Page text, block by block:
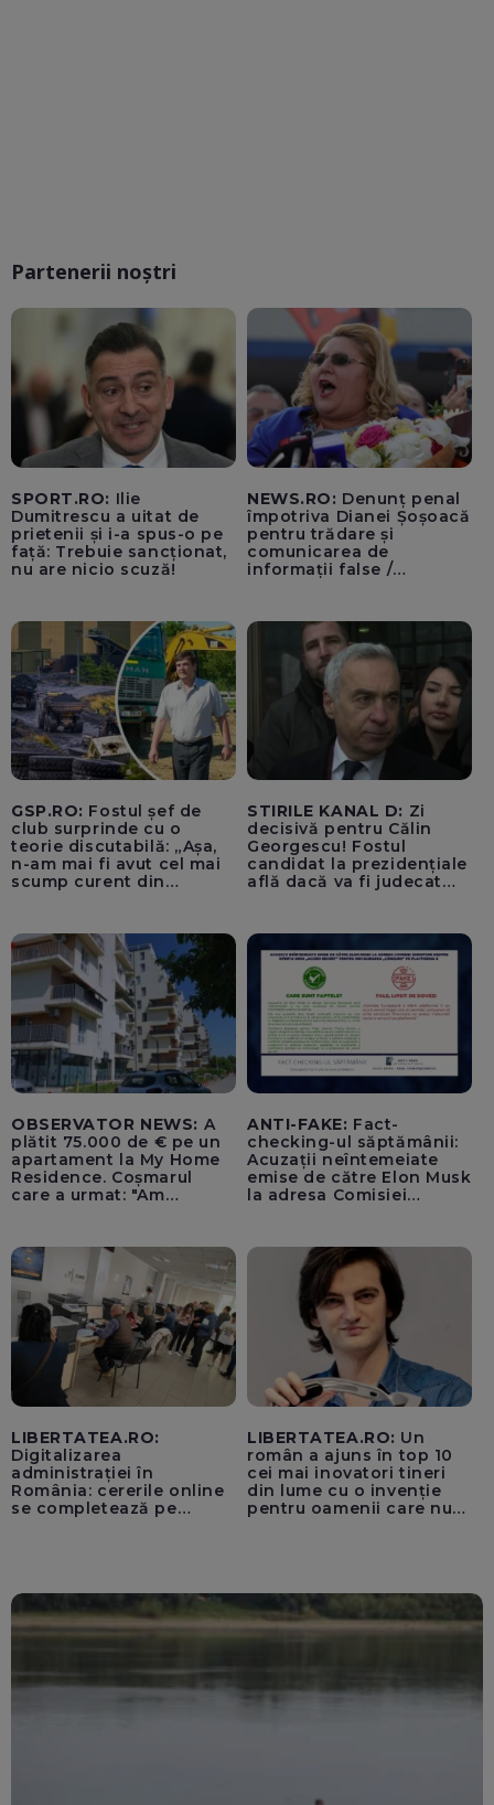
Partenerii noștri
SPORT.RO: Ilie
Dumitrescu a uitat de
prietenii și i-a spus-o pe
față: Trebuie sancționat,
nu are nicio scuză!
NEWS.RO: Denunț penal
împotriva Dianei Șoșoacă
pentru trădare și
comunicarea de
informații false /
Înalta Curte de Casație și
Justiție de Adrian
Băzăvan și Asociația
„Lupii Tricolori”
GSP.RO: Fostul șef de
club surprinde cu o
teorie discutabilă: „Așa,
n-am mai fi avut cel mai
scump curent din
STIRILE KANAL D: Zi
decisivă pentru Călin
Georgescu! Fostul
candidat la prezidențiale
află dacă va fi judecat
OBSERVATOR NEWS: A
plătit 75.000 de € pe un
apartament la My Home
Residence. Coșmarul
care a urmat: "Am
ANTI-FAKE: Fact-
checking-ul săptămânii:
Acuzații neîntemeiate
emise de către Elon Musk
la adresa Comisiei
pentru instaurarea
„cenzurii” pe platforma X
LIBERTATEA.RO:
Digitalizarea
administrației în
România: cererile online
se completează pe
LIBERTATEA.RO: Un
român a ajuns în top 10
cei mai inovatori tineri
din lume cu o invenție
pentru oamenii care nu